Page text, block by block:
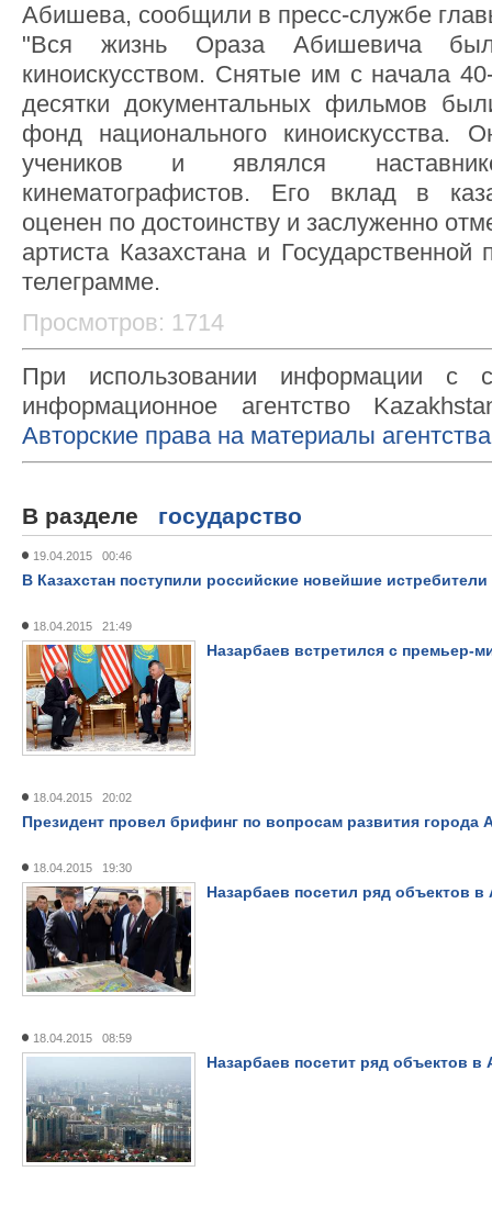
Абишева, сообщили в пресс-службе
"Вся жизнь Ораза Абишевича
киноискусством. Снятые им с начала
десятки документальных фильмов
фонд национального киноискусства.
учеников и являлся
кинематографистов. Его вклад в
оценен по достоинству и заслуженно
артиста Казахстана и
телеграмме.
Просмотров: 1714
При использовании информации с
информационное агентство
Авторские права на материалы
В разделе государство
19.04.2015 00:46
В Казахстан поступили российские новейшие
18.04.2015 21:49
Назарбаев встретился с премьер-
18.04.2015 20:02
Президент провел брифинг по вопросам развития города
18.04.2015 19:30
Назарбаев посетил ряд объектов
18.04.2015 08:59
Назарбаев посетит ряд объектов в